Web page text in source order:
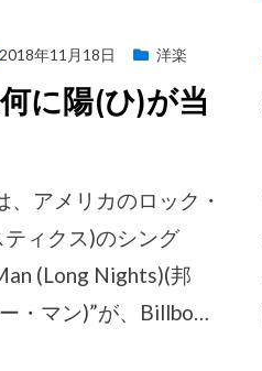
2018年11月18日 洋楽
に陽(ひ)が当
アメリカのロック・
ィクス)のシング
(Long Nights)(邦
・マン)”が、Billbo…